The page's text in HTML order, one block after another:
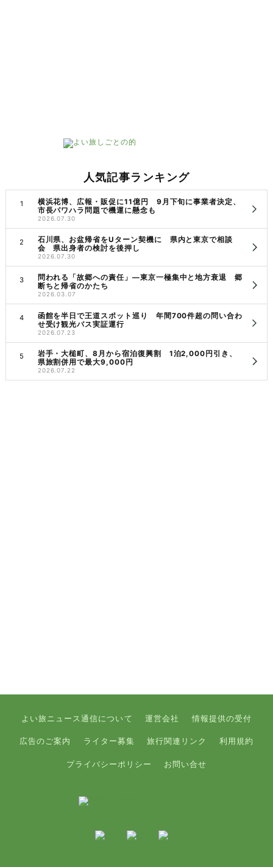
人気記事ランキング
横浜花博、広報・販促に11億円 9月下旬に事業者決定、
市長パワハラ問題で機運に懸念も
2026.07.30
石川県、お盆帰省をUターン契機に 県内と東京で相談
会 県出身者の検討を後押し
2026.07.30
問われる「故郷への責任」―東京一極集中と地方衰退 郷
断ちと帰省のかたち
2026.03.07
函館を半日で王道スポット巡り 年間700件超の問い合わ
せ受け観光バス実証運行
2026.07.23
岩手・大槌町、8月から宿泊復興割 1泊2,000円引き、
県旅割併用で最大9,000円
2026.07.22
よい旅ニュース通信について 運営会社 情報提供の受付
広告のご案内 ライター募集 旅行関連リンク 利用規約
プライバシーポリシー お問い合せ